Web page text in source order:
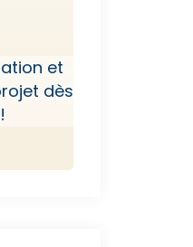
et
dès